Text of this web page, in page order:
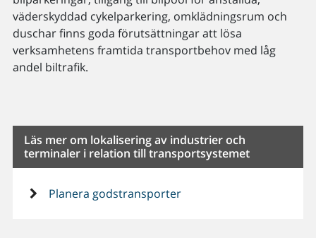
väderskyddad cykelparkering, omklädningsrum och
duschar finns goda förutsättningar att lösa
verksamhetens framtida transportbehov med låg
andel biltrafik.
Läs mer om lokalisering av industrier och
terminaler i relation till transportsystemet
Planera godstransporter